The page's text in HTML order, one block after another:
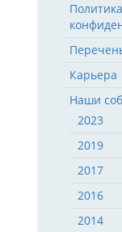
Политика
Карьера
Наши
2023
2019
2017
2016
2014